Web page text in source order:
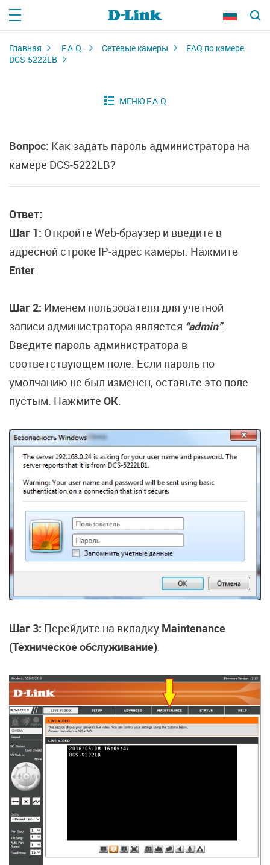
Главная F.A.Q. Сетевые камеры
FAQ по камере
DCS-5222LB
Вопрос: Как задать пароль администратора на
камере DCS-5222LB?
Ответ:
Шаг 1: Откройте Web-браузер и введите в
адресной строке IP-адрес камеры. Нажмите
Enter.
Шаг 2: Именем пользователя для учетной
записи администратора является “admin”.
Введите пароль администратора в
соответствующем поле. Если пароль по
умолчанию не был изменен, оставьте это поле
пустым. Нажмите OK.
Шаг 3: Перейдите на вкладку Maintenance
(Техническое обслуживание)